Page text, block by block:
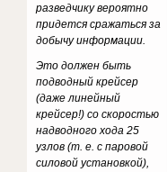
разведчику вероятно
придется сражаться за
добычу информации.
Это должен быть
подводный крейсер
(даже линейный
крейсер!) со скоростью
надводного хода 25
узлов (т. е. с паровой
силовой установкой),